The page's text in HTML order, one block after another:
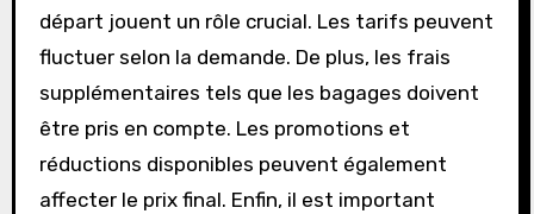
départ jouent un rôle crucial. Les tarifs peuvent
fluctuer selon la demande. De plus, les frais
supplémentaires tels que les bagages doivent
être pris en compte. Les promotions et
réductions disponibles peuvent également
affecter le prix final. Enfin, il est important